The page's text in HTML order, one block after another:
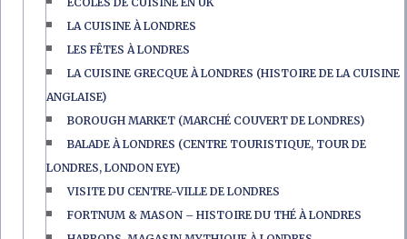
LA CUISINE À LONDRES
LES FÊTES À LONDRES
LA CUISINE GRECQUE À LONDRES (HISTOIRE DE LA CUISINE
ANGLAISE)
BOROUGH MARKET (MARCHÉ COUVERT DE LONDRES)
BALADE À LONDRES (CENTRE TOURISTIQUE, TOUR DE
LONDRES, LONDON EYE)
VISITE DU CENTRE-VILLE DE LONDRES
FORTNUM & MASON – HISTOIRE DU THÉ À LONDRES